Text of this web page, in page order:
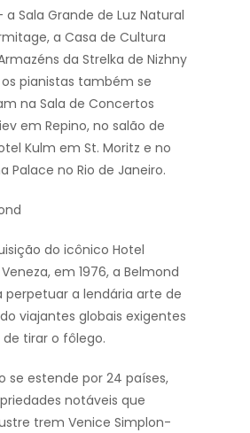
a Sala Grande de Luz Natural
a Casa de Cultura
da Strelka de Nizhny
pianistas também se
na Sala de Concertos
em Repino, no salão de
Kulm em St. Moritz e no
Palace no Rio de Janeiro.
do icônico Hotel
em 1976, a Belmond
perpetuar a lendária arte de
viajantes globais exigentes
tirar o fôlego.
se estende por 24 países,
notáveis que
trem Venice Simplon-